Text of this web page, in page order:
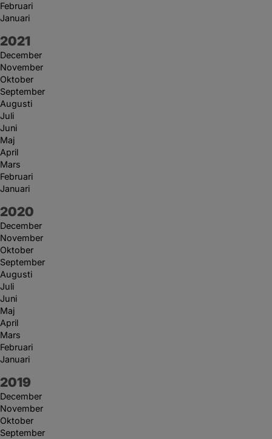
Februari
Januari
År:
2021
December
November
Oktober
September
Augusti
Juli
Juni
Maj
April
Mars
Februari
Januari
År:
2020
December
November
Oktober
September
Augusti
Juli
Juni
Maj
April
Mars
Februari
Januari
År:
2019
December
November
Oktober
September